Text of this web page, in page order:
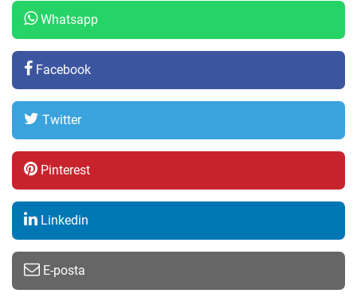
Whatsapp
Facebook
Twitter
Pinterest
Linkedin
E-posta